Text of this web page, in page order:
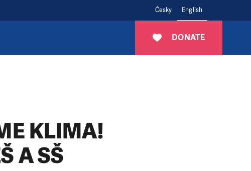
Česky English
DONATE
KLIMA!
A SŠ